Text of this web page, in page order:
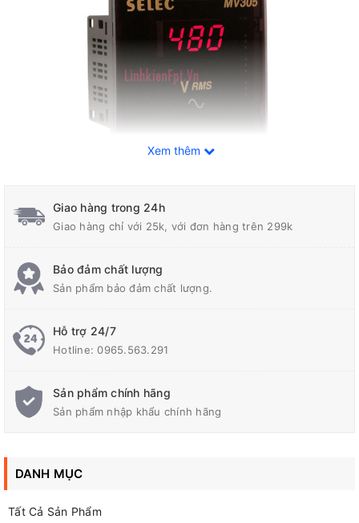
Thông tin kĩ thuật:
Độ bảo vệ: IP65 (mặt trước)
Thông số kích thước: kích thước mặt: 96×96 (mm),
Xem thêm
Giao hàng trong 24h
Giao hàng chỉ với 25k, với đơn hàng trên 299k
Bảo đảm chất lượng
Sản phẩm bảo đảm chất lượng.
Hỗ trợ 24/7
Hotline:0965.563.291
Sản phẩm chính hãng
Sản phẩm nhập khẩu chính hãng
DANH MỤC
Tất Cả Sản Phẩm